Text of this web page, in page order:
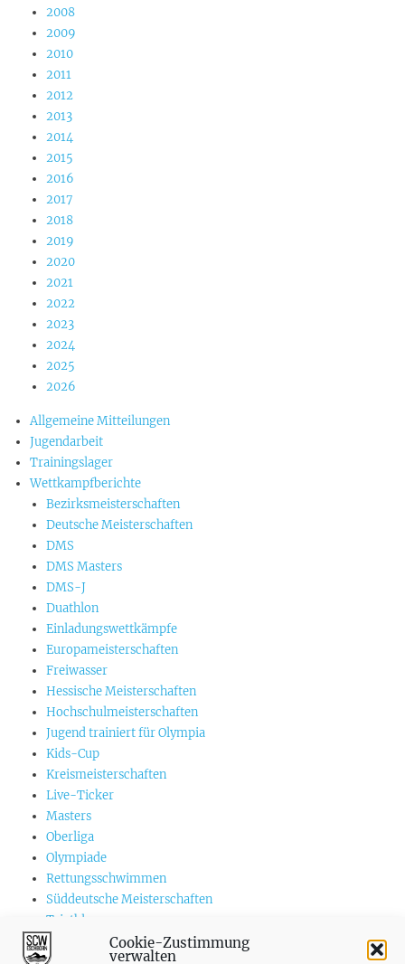
Cookie-Zustimmung
verwalten
2008
2009
2010
2011
2012
2013
2014
2015
2016
2017
2018
2019
2020
2021
2022
2023
2024
2025
2026
Allgemeine Mitteilungen
Jugendarbeit
Trainingslager
Wettkampfberichte
Bezirksmeisterschaften
Deutsche Meisterschaften
DMS
DMS Masters
DMS-J
Duathlon
Einladungswettkämpfe
Europameisterschaften
Freiwasser
Hessische Meisterschaften
Hochschulmeisterschaften
Jugend trainiert für Olympia
Kids-Cup
Kreismeisterschaften
Live-Ticker
Masters
Oberliga
Olympiade
Rettungsschwimmen
Süddeutsche Meisterschaften
Triathlon
US-Championships